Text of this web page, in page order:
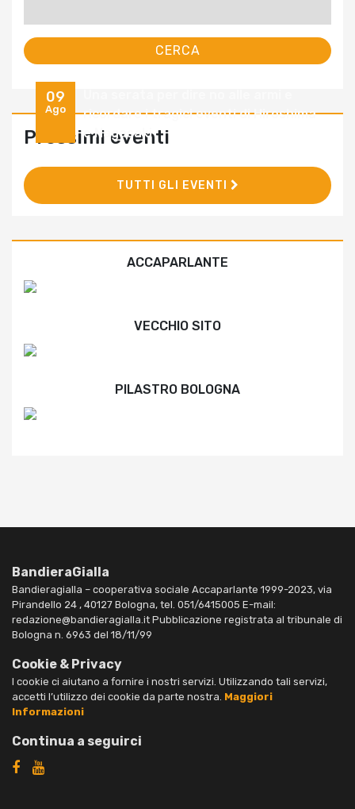
Prossimi eventi
09
Ago
ricordare i tragici eventi di Hiroshima
e Nagasaki
TUTTI GLI EVENTI
ACCAPARLANTE
VECCHIO SITO
PILASTRO BOLOGNA
BandieraGialla
Bandieragialla – cooperativa sociale Accaparlante 1999-2023, via
Pirandello 24 , 40127 Bologna, tel. 051/6415005 E-mail:
redazione@bandieragialla.it Pubblicazione registrata al tribunale di
Bologna n. 6963 del 18/11/99
Cookie & Privacy
I cookie ci aiutano a fornire i nostri servizi. Utilizzando tali servizi,
accetti l’utilizzo dei cookie da parte nostra. Maggiori
Informazioni
Continua a seguirci